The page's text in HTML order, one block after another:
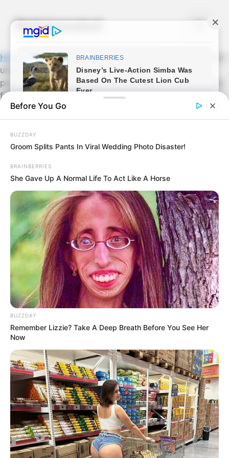
contentNoticiassalud Menu
Home »News»ÚLTIMAS NOTICIAS: Elon Musk quiere
una propuesta para detener todos los torneos que
permitan a hombres biológicos competir en categorías
femeninas
Before You Go
BUZZDAY
Groom Splits Pants In Viral Wedding Photo Disaster!
BRAINBERRIES
She Gave Up A Normal Life To Act Like A Horse
BUZZDAY
Remember Lizzie? Take A Deep Breath Before You See Her
Now